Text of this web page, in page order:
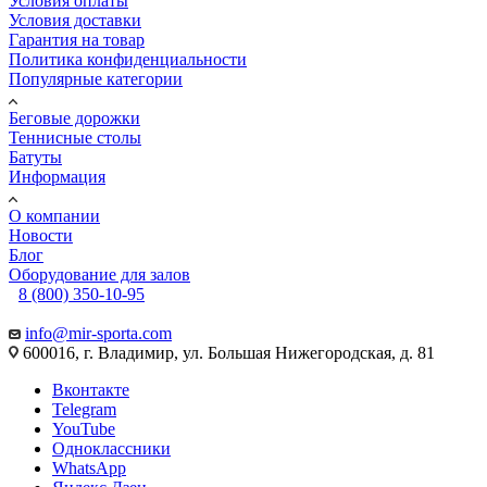
Условия доставки
Гарантия на товар
Политика конфиденциальности
Популярные категории
Беговые дорожки
Теннисные столы
Батуты
Информация
О компании
Новости
Блог
Оборудование для залов
8 (800) 350-10-95
info@mir-sporta.com
600016, г. Владимир, ул. Большая Нижегородская, д. 81
Вконтакте
Telegram
YouTube
Одноклассники
WhatsApp